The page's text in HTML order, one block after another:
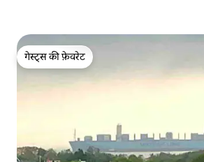
गेस्ट्स की फ़ेवरेट
गेस्ट्स की फ़ेवरेट